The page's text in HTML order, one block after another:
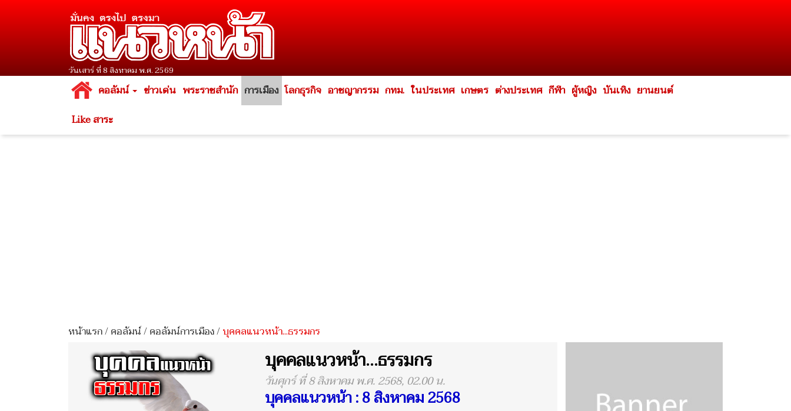
วันเสาร์ ที่ 8 สิงหาคม พ.ศ. 2569
คอลัมน์ ข่าวเด่น พระราชสำนัก การเมือง โลกธุรกิจ อาชญากรรม กทม. ในประเทศ เกษตร ต่างประเทศ กีฬา ผู้หญิง บันเทิง ยานยนต์
Like สาระ
หน้าแรก/คอลัมน์/คอลัมน์การเมือง/บุคคลแนวหน้า...ธรรมกร
บุคคลแนวหน้า...ธรรมกร
วันศุกร์ ที่ 8 สิงหาคม พ.ศ. 2568, 02.00 น.
บุคคลแนวหน้า : 8 สิงหาคม 2568